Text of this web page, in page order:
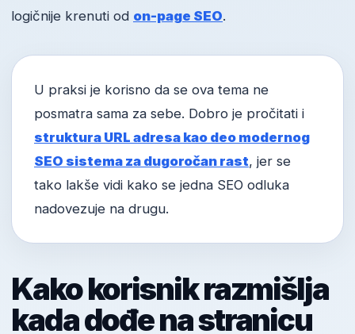
logičnije krenuti od on-page SEO.
U praksi je korisno da se ova tema ne
posmatra sama za sebe. Dobro je pročitati i
struktura URL adresa kao deo modernog
SEO sistema za dugoročan rast, jer se
tako lakše vidi kako se jedna SEO odluka
nadovezuje na drugu.
Kako korisnik razmišlja
kada dođe na stranicu